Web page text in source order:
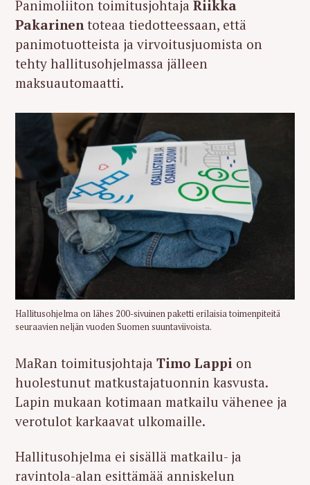
Panimoliiton toimitusjohtaja Riikka
Pakarinentoteaa tiedotteessaan, että
panimotuotteista ja virvoitusjuomista on
tehty hallitusohjelmassa jälleen
maksuautomaatti.
Hallitusohjelma on lähes 200-sivuinen paketti erilaisia toimenpiteitä
seuraavien neljän vuoden Suomen suuntaviivoista.
MaRan toimitusjohtaja Timo Lappi on
huolestunut matkustajatuonnin kasvusta.
Lapin mukaan kotimaan matkailu vähenee ja
verotulot karkaavat ulkomaille.
Hallitusohjelma ei sisällä matkailu- ja
ravintola-alan esittämää anniskelun